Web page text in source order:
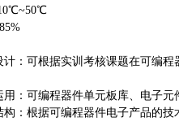
计：可根据实训考核课题在可编
用：可编程器件单元板库、电子
构：根据可编程器件电子产品的